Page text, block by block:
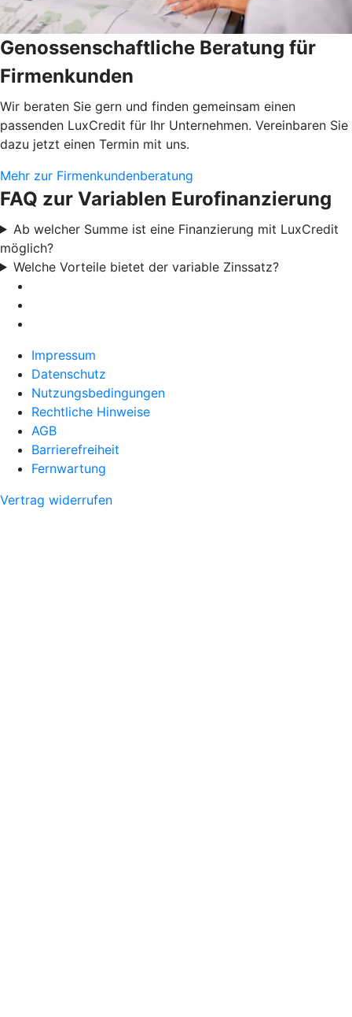
Genossenschaftliche Beratung für
Firmenkunden
Wir beraten Sie gern und finden gemeinsam einen
passenden LuxCredit für Ihr Unternehmen. Vereinbaren Sie
dazu jetzt einen Termin mit uns.
Mehr zur Firmenkundenberatung
FAQ zur Variablen Eurofinanzierung
Ab welcher Summe ist eine Finanzierung mit LuxCredit
möglich?
Welche Vorteile bietet der variable Zinssatz?
Impressum
Datenschutz
Nutzungsbedingungen
Rechtliche Hinweise
AGB
Barrierefreiheit
Fernwartung
Vertrag widerrufen